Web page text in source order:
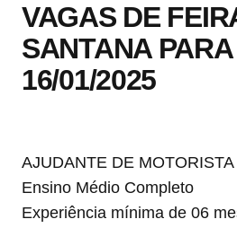
VAGAS DE
SANTANA
16/01/2025
AJUDANTE DE MOTORISTA
Ensino Médio Completo
Experiência mínima de 06